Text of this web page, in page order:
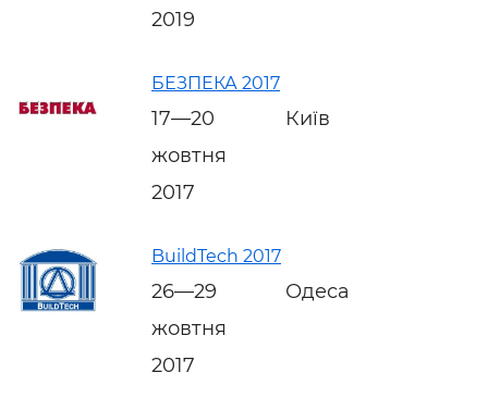
2019
БЕЗПЕКА 2017
17—20
жовтня
2017
Київ
BuildTech 2017
26—29
жовтня
2017
Одеса